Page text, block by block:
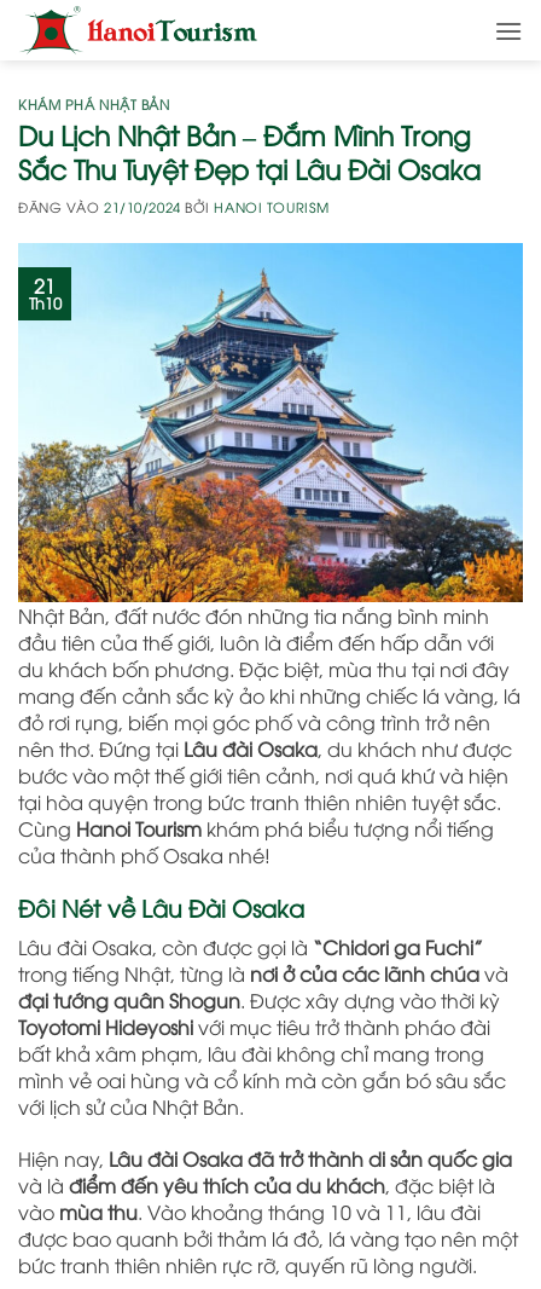
qua
dungKHÁM PHÁ NHẬT BẢN
Du Lịch Nhật Bản – Đắm Mình Trong
Sắc Thu Tuyệt Đẹp tại Lâu Đài Osaka
ĐĂNG VÀO21/10/2024 BỞIHANOI TOURISM
21
Th10
Nhật Bản, đất nước đón những tia nắng bình minh
đầu tiên của thế giới, luôn là điểm đến hấp dẫn với
du khách bốn phương. Đặc biệt, mùa thu tại nơi đây
mang đến cảnh sắc kỳ ảo khi những chiếc lá vàng, lá
đỏ rơi rụng, biến mọi góc phố và công trình trở nên
nên thơ. Đứng tại Lâu đài Osaka, du khách như được
bước vào một thế giới tiên cảnh, nơi quá khứ và hiện
tại hòa quyện trong bức tranh thiên nhiên tuyệt sắc.
Cùng Hanoi Tourism khám phá biểu tượng nổi tiếng
của thành phố Osaka nhé!
Đôi Nét về Lâu Đài Osaka
Lâu đài Osaka, còn được gọi là “Chidori ga Fuchi”
trong tiếng Nhật, từng là nơi ở của các lãnh chúavà
đại tướng quân Shogun. Được xây dựng vào thời kỳ
Toyotomi Hideyoshivới mục tiêu trở thành pháo đài
bất khả xâm phạm, lâu đài không chỉ mang trong
mình vẻ oai hùng và cổ kính mà còn gắn bó sâu sắc
với lịch sử của Nhật Bản.
Hiện nay, Lâu đài Osaka đã trở thành di sản quốc gia
và là điểm đến yêu thích của du khách, đặc biệt là
vào mùa thu. Vào khoảng tháng 10 và 11, lâu đài
được bao quanh bởi thảm lá đỏ, lá vàng tạo nên một
bức tranh thiên nhiên rực rỡ, quyến rũ lòng người.